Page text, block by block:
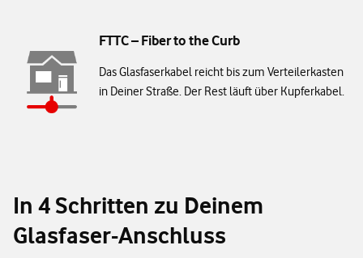
FTTC – Fiber to the Curb
Das Glasfaserkabel reicht bis zum Verteilerkasten
in Deiner Straße. Der Rest läuft über Kupferkabel.
In 4 Schritten zu Deinem
Glasfaser-Anschluss